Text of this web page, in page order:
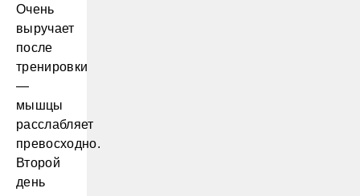
Очень
выручает
после
тренировки
—
мышцы
расслабляет
превосходно.
Второй
день